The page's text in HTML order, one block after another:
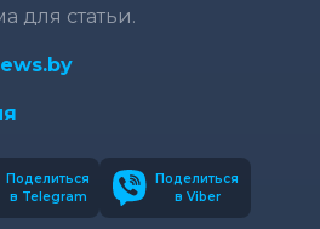
для статьи.
Поделиться
в Telegram
Поделиться
в Viber